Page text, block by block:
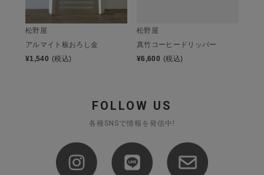
松野屋
アルマイト板おろし金
¥1,540 (税込)
松野屋
真竹コーヒードリッパー
¥6,600 (税込)
FOLLOW US
各種SNSで情報を発信中!